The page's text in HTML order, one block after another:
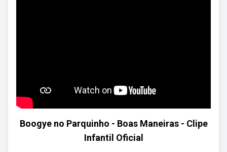
Boogye no Parquinho - Boas Maneiras - Clipe
Infantil Oficial